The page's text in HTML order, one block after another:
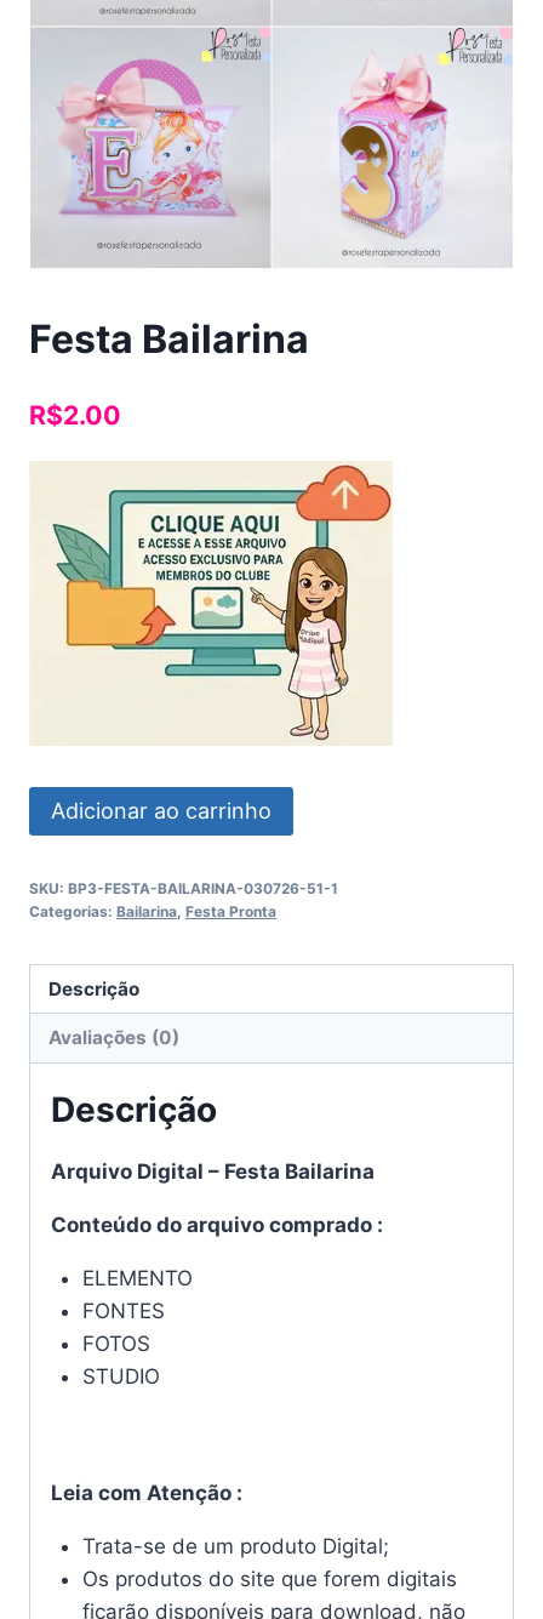
Festa Bailarina
R$2.00
Festa
Bailarina
Adicionar ao carrinho
SKU: BP3-FESTA-BAILARINA-030726-51-1
Categorias: Bailarina, Festa Pronta
Descrição
Avaliações (0)
Descrição
Arquivo Digital – Festa Bailarina
Conteúdo do arquivo comprado :
ELEMENTO
FONTES
FOTOS
STUDIO
Leia com Atenção :
Trata-se de um produto Digital;
Os produtos do site que forem digitais
ficarão disponíveis para download, não